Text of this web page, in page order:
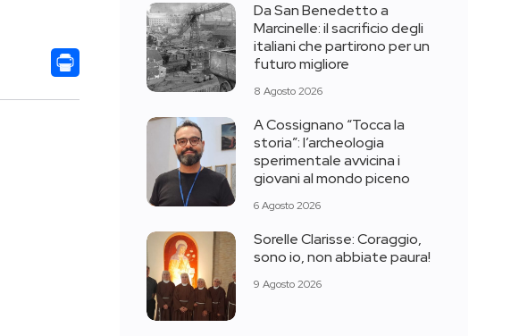
Da San Benedetto a
Marcinelle: il sacrificio degli
italiani che partirono per un
futuro migliore
8 Agosto 2026
A Cossignano “Tocca la
storia”: l’archeologia
sperimentale avvicina i
giovani al mondo piceno
6 Agosto 2026
Sorelle Clarisse: Coraggio,
sono io, non abbiate paura!
9 Agosto 2026